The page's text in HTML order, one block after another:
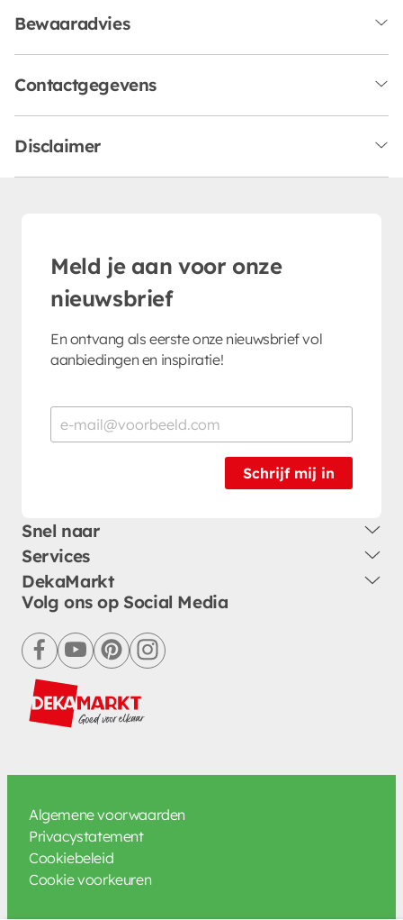
Bewaaradvies
Contactgegevens
Disclaimer
Meld je aan voor onze
nieuwsbrief
En ontvang als eerste onze nieuwsbrief vol
aanbiedingen en inspiratie!
Schrijf mij in
Snel naar
Services
DekaMarkt
Volg ons op Social Media
facebookyoutubepinterestinstagram
Algemene voorwaarden
Privacystatement
Cookiebeleid
Cookie voorkeuren